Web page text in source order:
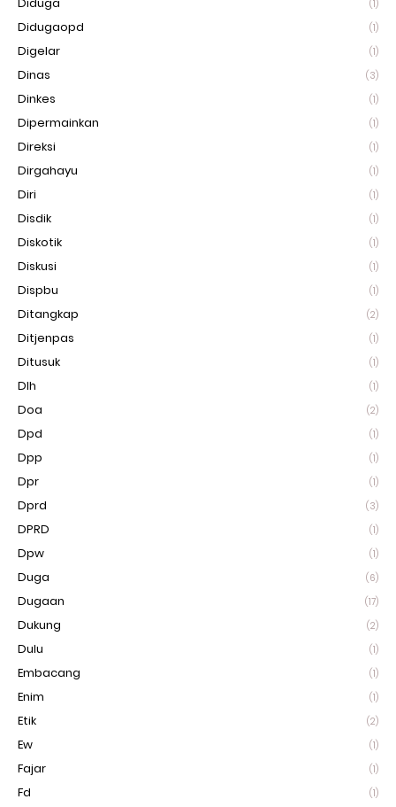
(1)
Didugaopd (1)
Digelar (1)
Dinas (3)
Dinkes (1)
Dipermainkan (1)
Direksi (1)
Dirgahayu (1)
Diri (1)
Disdik (1)
Diskotik (1)
Diskusi (1)
Dispbu (1)
Ditangkap (2)
Ditjenpas (1)
Ditusuk (1)
Dlh (1)
Doa (2)
Dpd (1)
Dpp (1)
Dpr (1)
Dprd (3)
DPRD (1)
Dpw (1)
Duga (6)
Dugaan (17)
Dukung (2)
Dulu (1)
Embacang (1)
Enim (1)
Etik (2)
Ew (1)
Fajar (1)
Fd (1)